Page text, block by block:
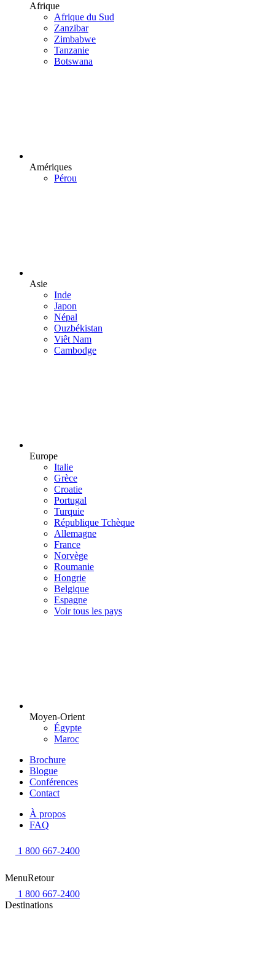
Afrique
Afrique du Sud
Zanzibar
Zimbabwe
Tanzanie
Botswana
Amériques
Pérou
Asie
Inde
Japon
Népal
Ouzbékistan
Viêt Nam
Cambodge
Europe
Italie
Grèce
Croatie
Portugal
Turquie
République Tchèque
Allemagne
France
Norvège
Roumanie
Hongrie
Belgique
Espagne
Voir tous les pays
Moyen-Orient
Égypte
Maroc
Brochure
Blogue
Conférences
Contact
À propos
FAQ
1 800 667-2400
MenuRetour
1 800 667-2400
Destinations